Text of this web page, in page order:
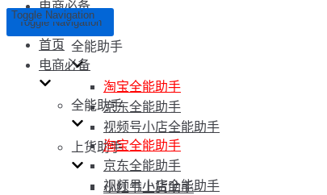
电商必备
全能助手
淘宝全能助手
京东全能助手
视频号小店全能助手
上货助手
小红书上货助手
Toggle Navigation
Toggle Navigation
首页
电商必备
全能助手
淘宝全能助手
京东全能助手
视频号小店全能助手